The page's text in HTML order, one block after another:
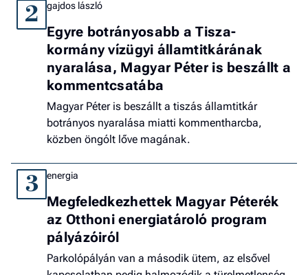
2 gajdos lászló
Egyre botrányosabb a Tisza-
kormány vízügyi államtitkárának
nyaralása, Magyar Péter is beszállt a
kommentcsatába
Magyar Péter is beszállt a tiszás államtitkár
botrányos nyaralása miatti kommentharcba,
közben öngólt lőve magának.
3 energia
Megfeledkezhettek Magyar Péterék
az Otthoni energiatároló program
pályázóiról
Parkolópályán van a második ütem, az elsővel